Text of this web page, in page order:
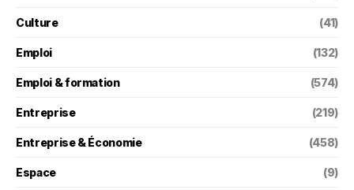
Culture (41)
Emploi (132)
Emploi & formation (574)
Entreprise (219)
Entreprise & Économie (458)
Espace (9)